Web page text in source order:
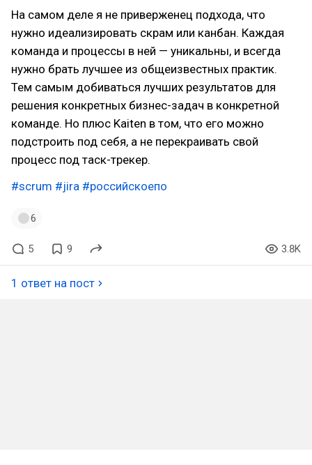
На самом деле я не приверженец подхода, что
нужно идеализировать скрам или канбан. Каждая
команда и процессы в ней — уникальны, и всегда
нужно брать лучшее из общеизвестных практик.
Тем самым добиваться лучших результатов для
решения конкретных бизнес-задач в конкретной
команде. Но плюс Kaiten в том, что его можно
подстроить под себя, а не перекраивать свой
процесс под таск-трекер.
#scrum #jira #российскоепо
6
5 9 3.8K
1 ответ на пост